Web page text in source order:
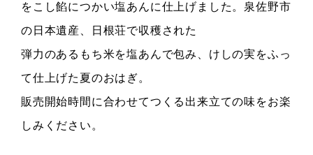
をこし餡につかい塩あんに仕上げました。泉佐野市
の日本遺産、日根荘で収穫された
弾力のあるもち米を塩あんで包み、けしの実をふっ
て仕上げた夏のおはぎ。
販売開始時間に合わせてつくる出来立ての味をお楽
しみください。